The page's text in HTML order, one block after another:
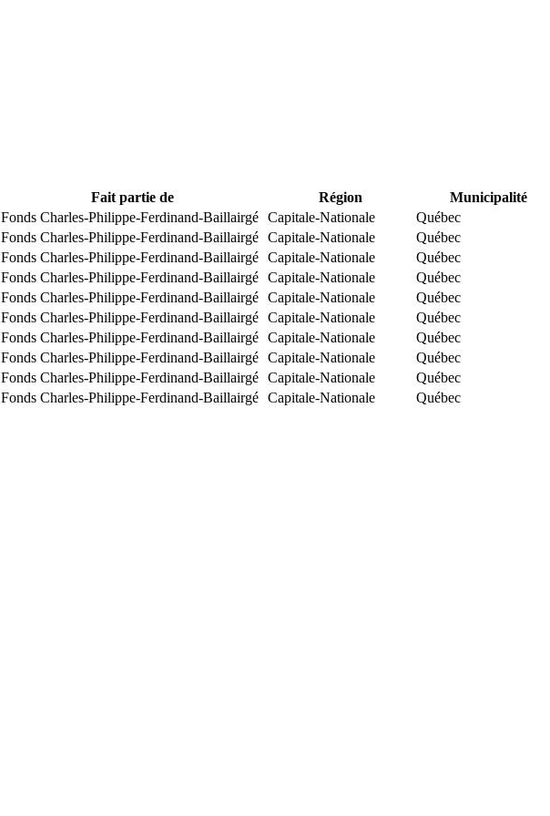
Fait partie de Région Municipalité
Fonds Charles-Philippe-Ferdinand-Baillairgé Capitale-Nationale
Québec
Fonds Charles-Philippe-Ferdinand-Baillairgé Capitale-Nationale
Québec
Fonds Charles-Philippe-Ferdinand-Baillairgé Capitale-Nationale
Québec
Fonds Charles-Philippe-Ferdinand-Baillairgé Capitale-Nationale
Québec
Fonds Charles-Philippe-Ferdinand-Baillairgé Capitale-Nationale
Québec
Fonds Charles-Philippe-Ferdinand-Baillairgé Capitale-Nationale
Québec
Fonds Charles-Philippe-Ferdinand-Baillairgé Capitale-Nationale
Québec
Fonds Charles-Philippe-Ferdinand-Baillairgé Capitale-Nationale
Québec
Fonds Charles-Philippe-Ferdinand-Baillairgé Capitale-Nationale
Québec
Fonds Charles-Philippe-Ferdinand-Baillairgé Capitale-Nationale Québec